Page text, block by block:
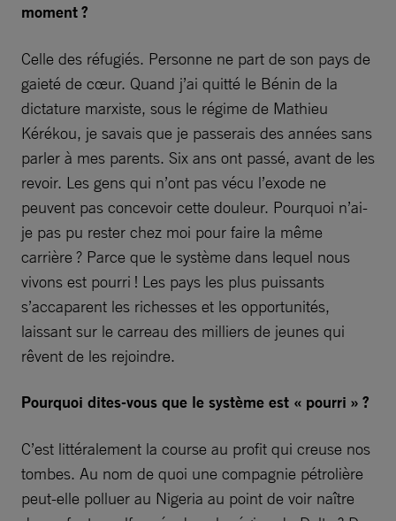
moment ?
Celle des réfugiés. Personne ne part de son pays de
gaieté de cœur. Quand j’ai quitté le Bénin de la
dictature marxiste, sous le régime de Mathieu
Kérékou, je savais que je passerais des années sans
parler à mes parents. Six ans ont passé, avant de les
revoir. Les gens qui n’ont pas vécu l’exode ne
peuvent pas concevoir cette douleur. Pourquoi n’ai-
je pas pu rester chez moi pour faire la même
carrière ? Parce que le système dans lequel nous
vivons est pourri ! Les pays les plus puissants
s’accaparent les richesses et les opportunités,
laissant sur le carreau des milliers de jeunes qui
rêvent de les rejoindre.
Pourquoi dites-vous que le système est « pourri » ?
C’est littéralement la course au profit qui creuse nos
tombes. Au nom de quoi une compagnie pétrolière
peut-elle polluer au Nigeria au point de voir naître